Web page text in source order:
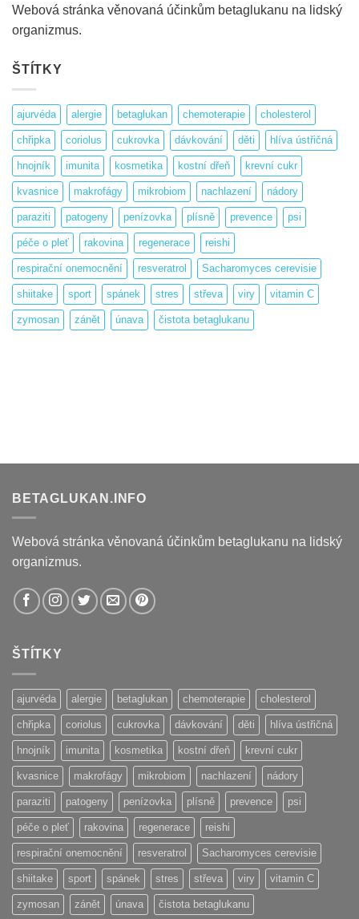
Webová stránka věnovaná účinkům betaglukanu na lidský
organizmus.
ŠTÍTKY
ajurvéda alergie betaglukan chemoterapie cholesterol
chřipka coriolus cukrovka dávkování děti hlíva ústřičná
hnojník imunita kosmetika kostní dřeň krevní cukr
kvasnice makrofágy mikrobiom nachlazení nádory
paraziti patogeny penízovka plísně prevence psi
péče o pleť rakovina regenerace reishi
respirační onemocnění resveratrol Sacharomyces cerevisie
shiitake sport spánek stres střeva viry vitamin C
zymosan zánět únava čistota betaglukanu
BETAGLUKAN.INFO
Webová stránka věnovaná účinkům betaglukanu na lidský
organizmus.
ŠTÍTKY
ajurvéda alergie betaglukan chemoterapie cholesterol
chřipka coriolus cukrovka dávkování děti hlíva ústřičná
hnojník imunita kosmetika kostní dřeň krevní cukr
kvasnice makrofágy mikrobiom nachlazení nádory
paraziti patogeny penízovka plísně prevence psi
péče o pleť rakovina regenerace reishi
respirační onemocnění resveratrol Sacharomyces cerevisie
shiitake sport spánek stres střeva viry vitamin C
zymosan zánět únava čistota betaglukanu